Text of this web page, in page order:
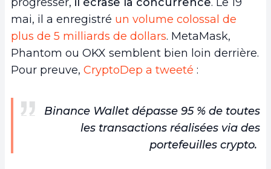
mai, il a enregistré un volume colossal de
plus de 5 milliards de dollars. MetaMask,
Phantom ou OKX semblent bien loin derrière.
Pour preuve, CryptoDep a tweeté :
Binance Wallet dépasse 95 % de toutes
les transactions réalisées via des
portefeuilles crypto.